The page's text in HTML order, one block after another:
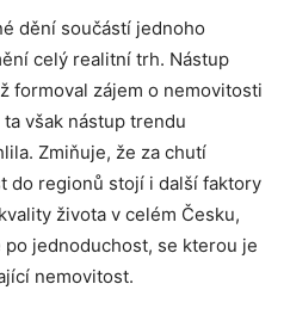
dění součástí jednoho
celý realitní trh. Nástup
formoval zájem o nemovitosti
však nástup trendu
Zmiňuje, že za chutí
do regionů stojí i další faktory
života v celém Česku,
jednoduchost, se kterou je
nemovitost.